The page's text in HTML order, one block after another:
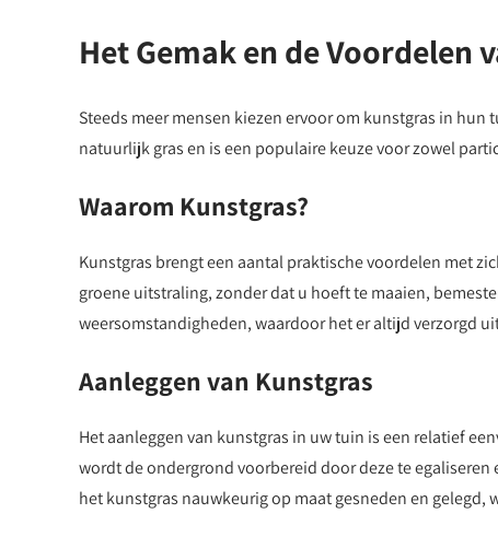
Het Gemak en de Voordelen
Steeds meer mensen kiezen ervoor om kunstgras in
natuurlijk gras en is een populaire keuze voor zowel
Waarom Kunstgras?
Kunstgras brengt een aantal praktische voordelen met
groene uitstraling, zonder dat u hoeft te maaien,
weersomstandigheden, waardoor het er altijd verzorgd
Aanleggen van Kunstgras
Het aanleggen van kunstgras in uw tuin is een relatief
wordt de ondergrond voorbereid door deze te
het kunstgras nauwkeurig op maat gesneden en